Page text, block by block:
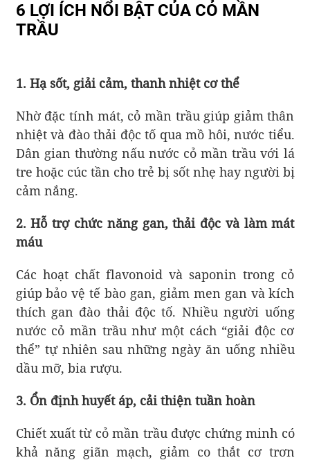
6 LỢI ÍCH NỔI BẬT CỦA CỎ MẦN
TRẦU
1. Hạ sốt, giải cảm, thanh nhiệt cơ thể
Nhờ đặc tính mát, cỏ mần trầu giúp giảm thân
nhiệt và đào thải độc tố qua mồ hôi, nước tiểu.
Dân gian thường nấu nước cỏ mần trầu với lá
tre hoặc cúc tần cho trẻ bị sốt nhẹ hay người bị
cảm nắng.
2. Hỗ trợ chức năng gan, thải độc và làm mát
máu
Các hoạt chất flavonoid và saponin trong cỏ
giúp bảo vệ tế bào gan, giảm men gan và kích
thích gan đào thải độc tố. Nhiều người uống
nước cỏ mần trầu như một cách “giải độc cơ
thể” tự nhiên sau những ngày ăn uống nhiều
dầu mỡ, bia rượu.
3. Ổn định huyết áp, cải thiện tuần hoàn
Chiết xuất từ cỏ mần trầu được chứng minh có
khả năng giãn mạch, giảm co thắt cơ trơn